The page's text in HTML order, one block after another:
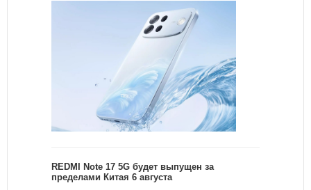
REDMI Note 17 5G будет выпущен за
пределами Китая 6 августа